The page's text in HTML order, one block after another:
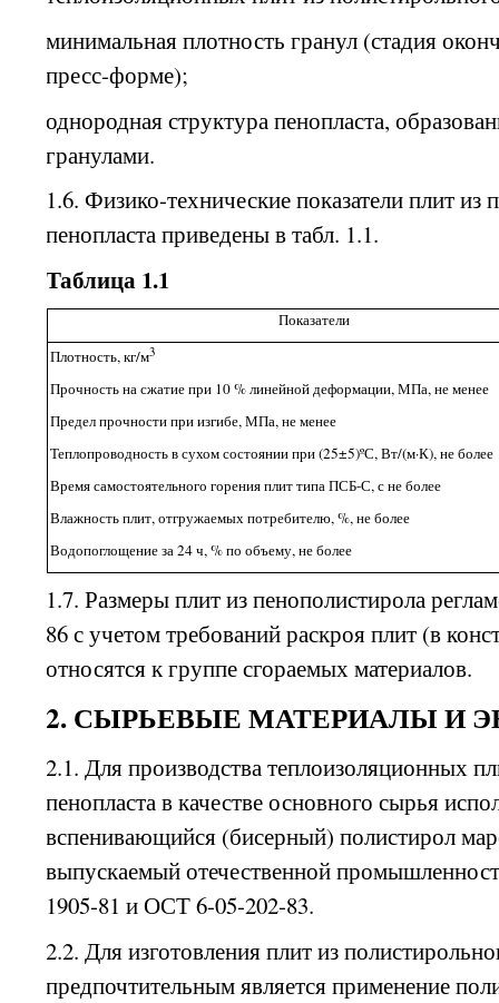
минимальная плотность гранул (стадия
пресс-форме);
однороднаяструктурапенопласта,
гранулами.
1.6. Физико-технические показатели плит из
пенопласта приведены в табл. 1.1.
Таблица 1.1
Показатели
Плотность, кг/м3
Прочность на сжатие при 10 % линейной деформации, МПа, не менее
Предел прочности при изгибе, МПа, не менее
Теплопроводность в сухом состоянии при (25±5)ºС, Вт/(м·К), не более
Время самостоятельного горения плит типа ПСБ-С, с не более
Влажность плит, отгружаемых потребителю, %, не более
Водопоглощение за 24 ч,%по объему, не более
1.7. Размеры плит из пенополистирола
86 с учетом требований раскроя плит (в
относятся к группе сгораемых материалов.
2. СЫРЬЕВЫЕ МАТЕРИАЛЫ И
2.1. Для производства теплоизоляционных
пенопласта в качестве основного сырья
вспенивающийся (бисерный) полистирол
выпускаемый отечественной
1905-81 и ОСТ 6-05-202-83.
2.2. Для изготовления плит из
предпочтительным является применение